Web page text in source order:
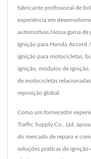
fabricante profissional de
experiência em
automotivas.Nossa gama
Ignição para Honda Accord
ignição para motocicletas,
ignição, módulos de
de motocicletas
reposição global.
Como um fornecedor
Traffic Supply Co., Ltd.
do mercado de reparo e
soluções práticas de